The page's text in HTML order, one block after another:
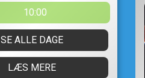
10:00
SE ALLE DAGE
LÆS MERE